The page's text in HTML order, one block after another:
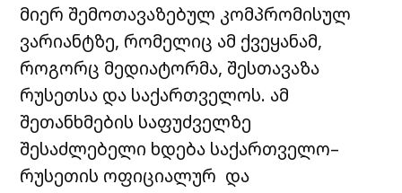
მიერ შემოთავაზებულ კომპრომისულ
ვარიანტზე, რომელიც ამ ქვეყანამ,
როგორც მედიატორმა, შესთავაზა
რუსეთსა და საქართველოს. ამ
შეთანხმების საფუძველზე
შესაძლებელი ხდება საქართველო–
რუსეთის ოფიციალურ და